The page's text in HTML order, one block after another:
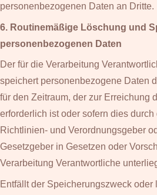
personenbezogenen Daten an Dritte.
6. Routinemäßige Löschung und
personenbezogenen Daten
Der für die Verarbeitung
speichert personenbezogene Daten
für den Zeitraum, der zur Erreichung
erforderlich ist oder sofern dies
Richtlinien- und Verordnungsgeber
Gesetzgeber in Gesetzen oder
Verarbeitung Verantwortliche
Entfällt der Speicherungszweck oder